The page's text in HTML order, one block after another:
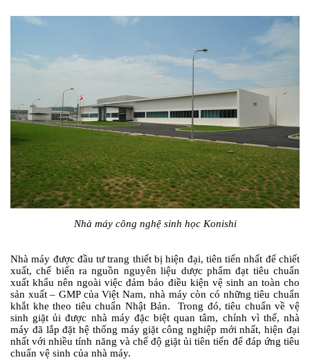
Nhà máy công nghệ sinh học Konishi
Nhà máy được đầu tư trang thiết bị hiện đại, tiên tiến nhất để chiết
xuất, chế biến ra nguồn nguyên liệu dược phẩm đạt tiêu chuẩn
xuất khẩu nên ngoài việc đảm bảo điều kiện vệ sinh an toàn cho
sản xuất – GMP của Việt Nam, nhà máy còn có những tiêu chuẩn
khắt khe theo tiêu chuẩn Nhật Bản. Trong đó, tiêu chuẩn về vệ
sinh giặt ủi được nhà máy đặc biệt quan tâm, chính vì thế, nhà
máy đã lắp đặt hệ thống máy giặt công nghiệp mới nhất, hiện đại
nhất với nhiều tính năng và chế độ giặt ủi tiên tiến để đáp ứng tiêu
chuẩn vệ sinh của nhà máy.